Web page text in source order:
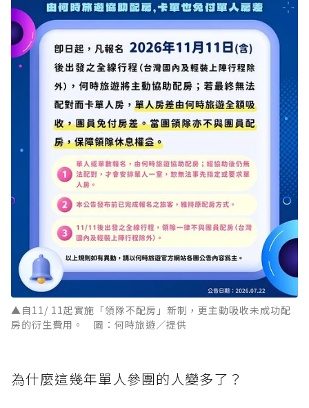
▲自11/ 11起實施「領隊不配房」新制，更主動吸收未成功配
房的衍生費用。 圖：何時旅遊／提供
為什麼這幾年單人參團的人變多了？